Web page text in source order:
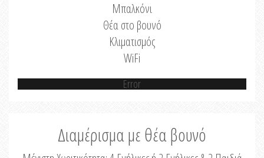
Μπαλκόνι
Θέα στο βουνό
Κλιματισμός
WiFi
Error
Διαμέρισμα με θέα βουνό